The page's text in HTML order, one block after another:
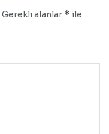
Gerekli alanlar * ile